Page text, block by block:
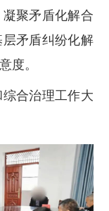
聚矛盾化解合
矛盾纠纷化解
度。
合治理工作大